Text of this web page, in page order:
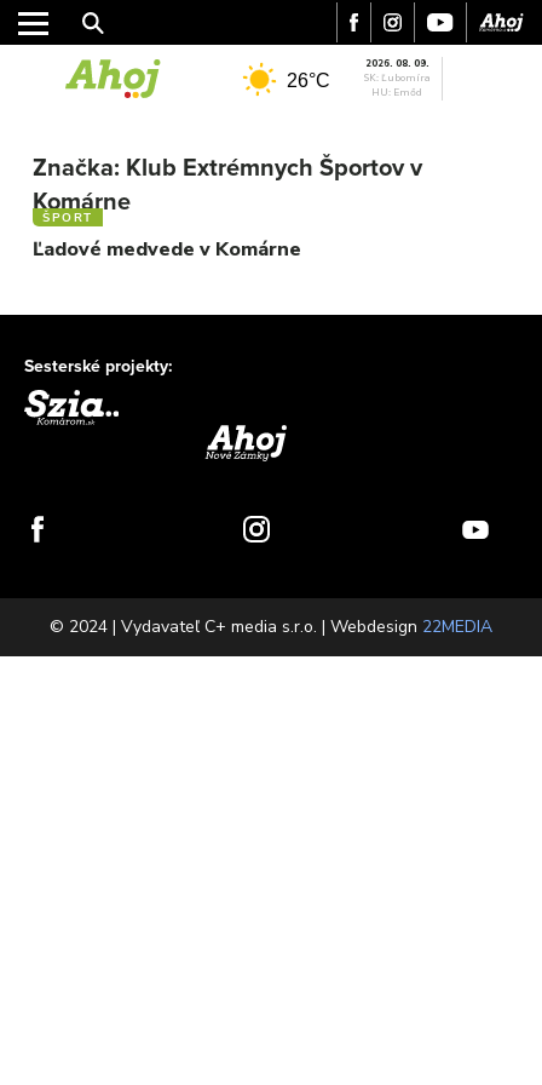
REGIÓN
FOTKY
26°C
2026. 08. 09.
SK: Ľubomíra
HU: Emőd
Značka: Klub Extrémnych Športov v
Komárne
ŠPORT
Ľadové medvede v Komárne
Sesterské projekty:
© 2024 | Vydavateľ C+ media s.r.o. | Webdesign 22MEDIA